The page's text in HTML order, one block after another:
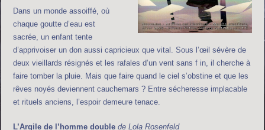
Dans un monde assoiffé, où
chaque goutte d’eau est
sacrée, un enfant tente
d’apprivoiser un don aussi capricieux que vital. Sous l’œil sévère de
deux vieillards résignés et les rafales d’un vent sans f in, il cherche à
faire tomber la pluie. Mais que faire quand le ciel s’obstine et que les
rêves noyés deviennent cauchemars ? Entre sécheresse implacable
et rituels anciens, l’espoir demeure tenace.
L’Argile de l’homme double de Lola Rosenfeld